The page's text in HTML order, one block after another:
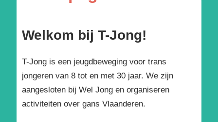
Welkom bij T-Jong!
T-Jong is een jeugdbeweging voor trans
jongeren van 8 tot en met 30 jaar. We zijn
aangesloten bij Wel Jong en organiseren
activiteiten over gans Vlaanderen.